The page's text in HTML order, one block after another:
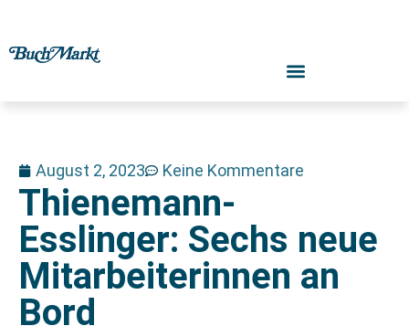
August 2, 2023 Keine Kommentare
Thienemann-
Esslinger: Sechs neue
Mitarbeiterinnen an
Bord